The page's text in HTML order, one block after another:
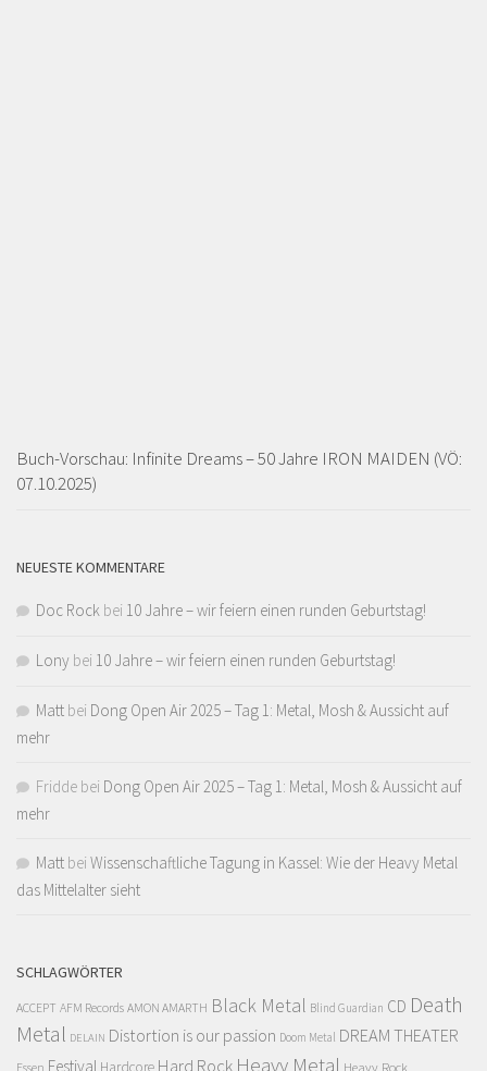
Buch-Vorschau: Infinite Dreams – 50 Jahre IRON MAIDEN (VÖ:
07.10.2025)
NEUESTE KOMMENTARE
Doc Rock bei 10 Jahre – wir feiern einen runden Geburtstag!
Lony bei 10 Jahre – wir feiern einen runden Geburtstag!
Matt bei Dong Open Air 2025 – Tag 1: Metal, Mosh & Aussicht auf
mehr
Fridde bei Dong Open Air 2025 – Tag 1: Metal, Mosh & Aussicht auf
mehr
Matt bei Wissenschaftliche Tagung in Kassel: Wie der Heavy Metal
das Mittelalter sieht
SCHLAGWÖRTER
ACCEPT AFM Records AMON AMARTH Black Metal Blind Guardian CD Death
Metal DELAIN Distortion is our passion Doom Metal DREAM THEATER
Festival Hard Rock Heavy Metal Heavy Rock